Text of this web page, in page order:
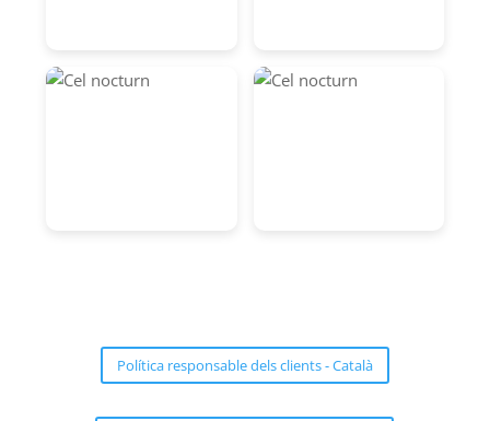
Política responsable dels clients - Català